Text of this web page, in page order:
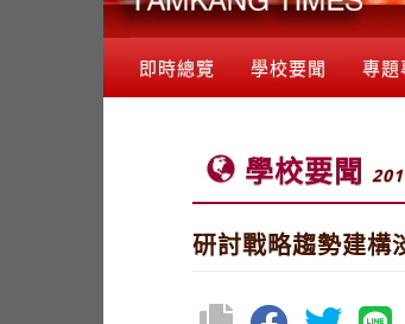
即時總覽 學校要聞 專題
學校要聞
研討戰略趨勢建構